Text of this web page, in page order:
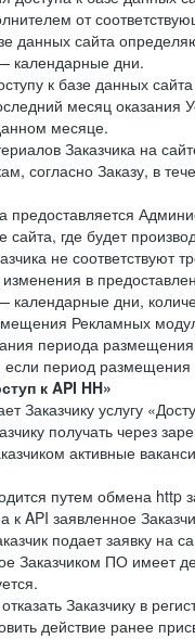
от
данных сайта
календарные дни.
к базе данных
месяц оказания
месяце.
Заказчика на
согласно Заказу, в
предоставляется
сайта, где будет
не соответствуют
изменения в
дни,
Рекламных
периода
период
к API HH»
Заказчику услугу
получать через
активные
путем обмена
к API заявленное
подает заявку на
Заказчиком ПО имеет
Заказчику в
действие ранее